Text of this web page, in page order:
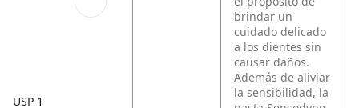
USP 1
brindar un
cuidado delicado
a los dientes sin
causar daños.
Además de aliviar
la sensibilidad, la